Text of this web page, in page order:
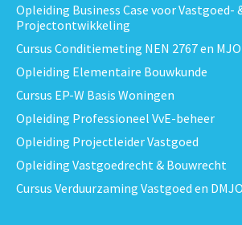
Opleiding Business Case voor Vastgoed-
Projectontwikkeling
Cursus Conditiemeting NEN 2767 en
Opleiding Elementaire Bouwkunde
Cursus EP-W Basis Woningen
Opleiding Professioneel VvE-beheer
Opleiding Projectleider Vastgoed
Opleiding Vastgoedrecht & Bouwrecht
Cursus Verduurzaming Vastgoed en